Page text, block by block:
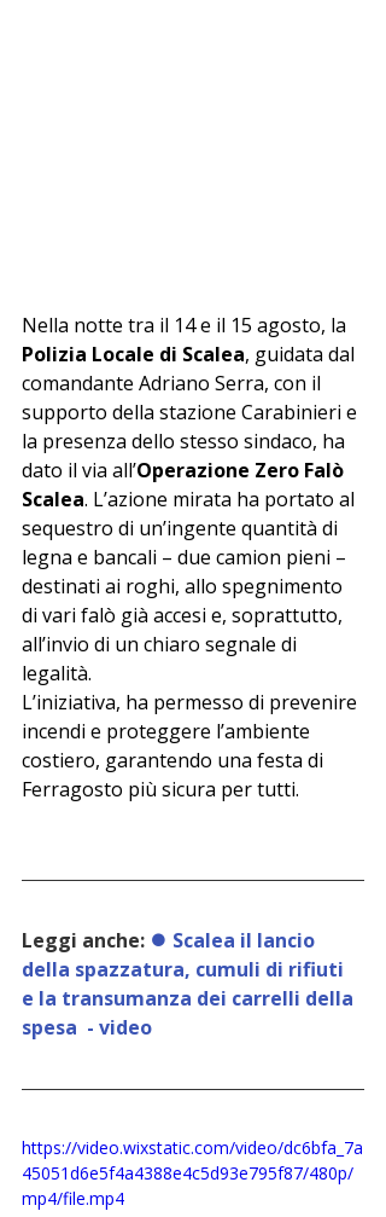
Nella notte tra il 14 e il 15 agosto, la
Polizia Locale di Scalea, guidata dal
comandante Adriano Serra, con il
supporto della stazione Carabinieri e
la presenza dello stesso sindaco, ha
dato il via all’Operazione Zero Falò
Scalea. L’azione mirata ha portato al
sequestro di un’ingente quantità di
legna e bancali – due camion pieni –
destinati ai roghi, allo spegnimento
di vari falò già accesi e, soprattutto,
all’invio di un chiaro segnale di
legalità.
L’iniziativa, ha permesso di prevenire
incendi e proteggere l’ambiente
costiero, garantendo una festa di
Ferragosto più sicura per tutti.
Leggi anche: ⏺️ Scalea il lancio
della spazzatura, cumuli di rifiuti
e la transumanza dei carrelli della
spesa  - video
https://video.wixstatic.com/video/dc6bfa_7a
45051d6e5f4a4388e4c5d93e795f87/480p/
mp4/file.mp4